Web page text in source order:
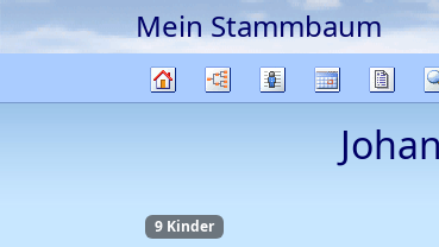
Weiter zu Hauptseite
Mein Stammbaum
Diagramme
Listen Kalender
9 Kinder